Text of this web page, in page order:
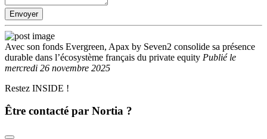
Envoyer
Avec son fonds Evergreen, Apax by Seven2 consolide sa présence
durable dans l’écosystème français du private equity Publiéle
mercredi 26 novembre 2025
Restez INSIDE !
Être contacté par Nortia ?